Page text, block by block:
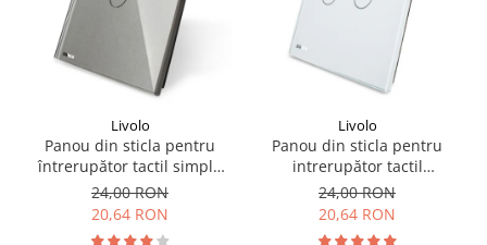
Livolo
Panou din sticla pentru
întrerupător tactil simplu
Livolo
24,00 RON
20,64 RON
Livolo
Panou din sticla pentru
intrerupător tactil
dublu,Livolo
24,00 RON
20,64 RON